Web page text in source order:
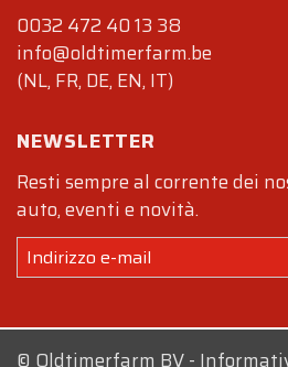
0032 472 40 13 38
info@oldtimerfarm.be
(NL, FR, DE, EN, IT)
NEWSLETTER
Resti sempre al corrente dei
auto, eventi e novità.
© Oldtimerfarm BV-